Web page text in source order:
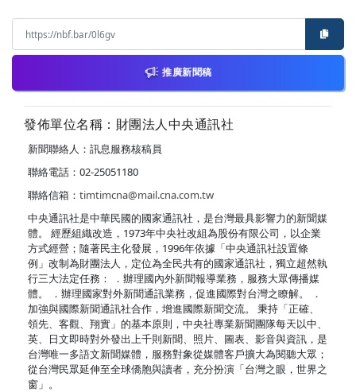
推廣新聞稿
發佈單位名稱：財團法人中央通訊社
新聞聯絡人：訊息服務核稿員
聯絡電話：02-25051180
聯絡信箱： timtimcna@mail.cna.com.tw
中央通訊社是中華民國的國家通訊社，是台灣最具影響力的新聞媒
體。 經歷組織改造，1973年中央社改組為股份有限公司，以企業
方式經營；隨著民主化發展，1996年依據「中央通訊社設置條
例」改制為財團法人，定位為全民共有的國家通訊社，獨立超然執
行三大法定任務： ．辦理國內外新聞報導業務，服務大眾傳播媒
體。 ．辦理國家對外新聞通訊業務，促進國際對台灣之瞭解。 ．
加強與國際新聞通訊社合作，增進國際新聞交流。 秉持「正確、
領先、客觀、翔實」的基本原則，中央社專業新聞團隊每天以中、
英、日文即時對外發出上千則新聞、照片、圖表、影音與資訊，是
台灣唯一多語文新聞媒體，服務對象從媒體客戶擴大為閱聽大眾；
從台灣民眾延伸至全球僑胞與讀者，充分扮演「台灣之眼，世界之
窗」。